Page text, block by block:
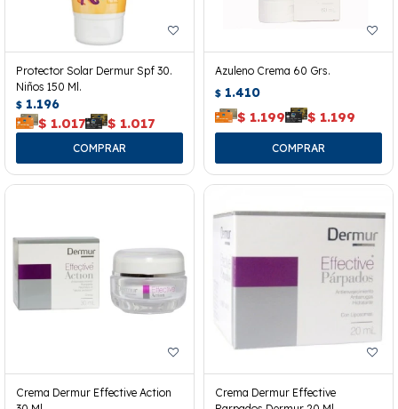
Protector Solar Dermur Spf 30.
Niños 150 Ml.
$ 1.196
$ 1.017 $ 1.017
Azuleno Crema 60 Grs.
$ 1.410
$ 1.199 $ 1.199
Crema Dermur Effective Action
Crema Dermur Effective